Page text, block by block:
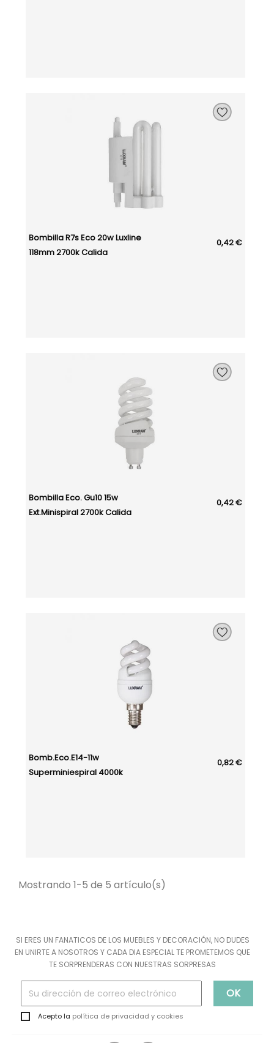
Bombilla R7s Eco 20w Luxline
118mm 2700k Calida
0,42 €
Bombilla Eco. Gu10 15w
Ext.minispiral 2700k Calida
0,42 €
Bomb.eco.e14-11w
Superminiespiral 4000k
0,82 €
Mostrando 1-5 de 5 artículo(s)
SI ERES UN FANATICOS DE LOS MUEBLES Y DECORACIÓN, NO DUDES
EN UNIRTE A NOSOTROS Y CADA DIA ESPECIAL TE PROMETEMOS QUE
TE SORPRENDERAS CON NUESTRAS SORPRESAS
Acepto la política de privacidad y cookies